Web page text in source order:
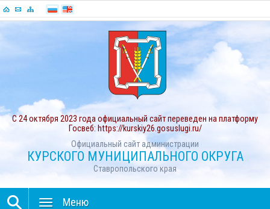
С 24 октября 2023 года официальный сайт переведен на платформу
Госвеб: https://kurskiy26.gosuslugi.ru/
Официальный сайт администрации
КУРСКОГО МУНИЦИПАЛЬНОГО ОКРУГА
Ставропольского края
Меню